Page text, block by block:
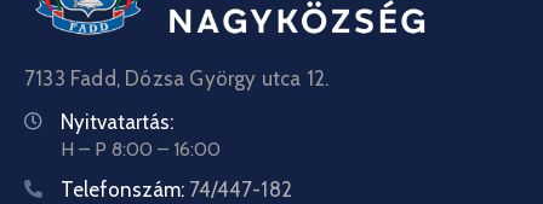
7133 Fadd, Dózsa György utca 12.
Nyitvatartás:
H – P 8:00 – 16:00
Telefonszám: 74/447-182